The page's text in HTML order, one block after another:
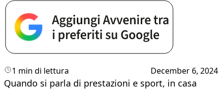
1 min di lettura December 6, 2024
Quando si parla di prestazioni e sport, in casa